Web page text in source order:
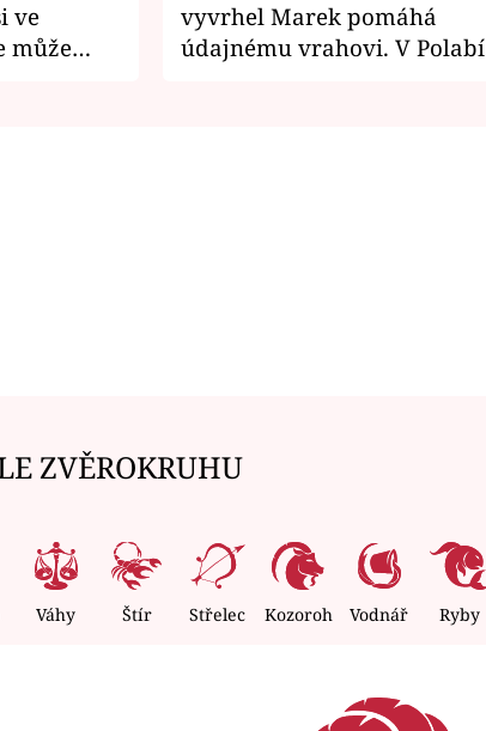
ve
může
vyvrhel Marek pomáhá
údajnému vrahovi. V Polabí
ZVĚROKRUHU
Váhy Štír Střelec Kozoroh Vodnář Ryby